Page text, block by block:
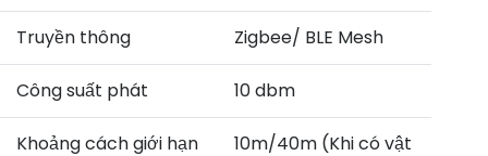
Truyền thông Zigbee/ BLE Mesh
Công suất phát 10 dbm
Khoảng cách giới hạn
10m/40m (Khi có vật